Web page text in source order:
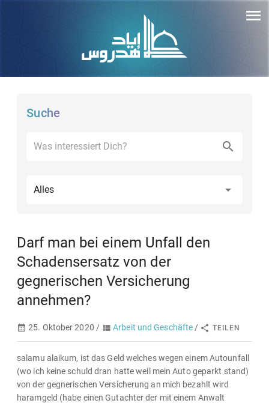
Suche
Alles
Darf man bei einem Unfall den
Schadensersatz von der
gegnerischen Versicherung
annehmen?
25. Oktober 2020 / Arbeit und Geschäfte / TEILEN
salamu alaikum, ist das Geld welches wegen einem Autounfall
(wo ich keine schuld dran hatte weil mein Auto geparkt stand)
von der gegnerischen Versicherung an mich bezahlt wird
haramgeld (habe einen Gutachter der mit einem Anwalt